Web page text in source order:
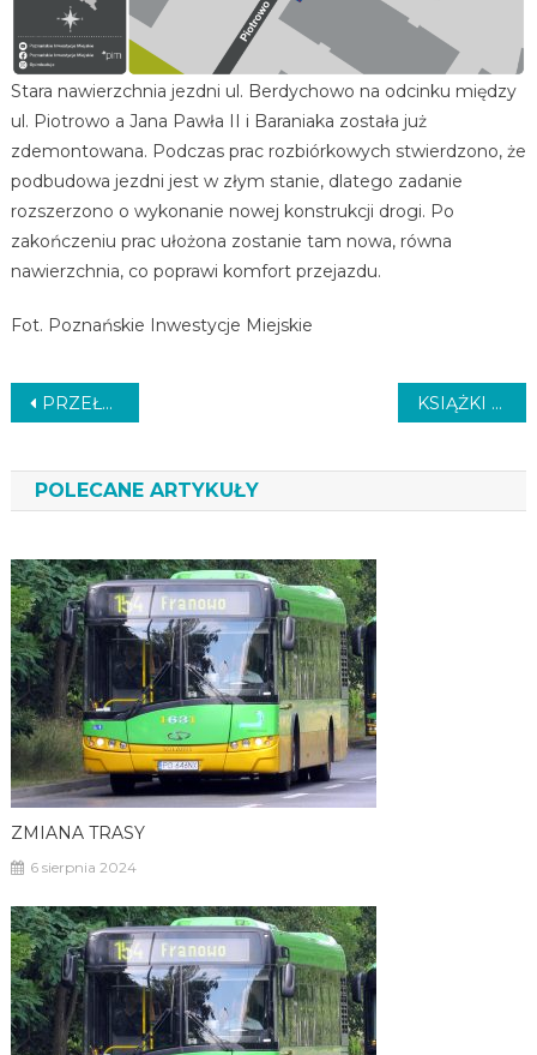
Stara nawierzchnia jezdni ul. Berdychowo na odcinku między
ul. Piotrowo a Jana Pawła II i Baraniaka została już
zdemontowana. Podczas prac rozbiórkowych stwierdzono, że
podbudowa jezdni jest w złym stanie, dlatego zadanie
rozszerzono o wykonanie nowej konstrukcji drogi. Po
zakończeniu prac ułożona zostanie tam nowa, równa
nawierzchnia, co poprawi komfort przejazdu.
Fot. Poznańskie Inwestycje Miejskie
Nawigacja
PRZEŁOM W LECZENIU KSIĄŻKI DLA SZPITALA
POLECANE ARTYKUŁY
ZMIANA TRASY
6 sierpnia 2024